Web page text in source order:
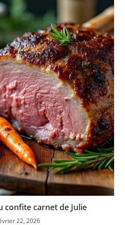
confite carnet de Julie
22, 2026